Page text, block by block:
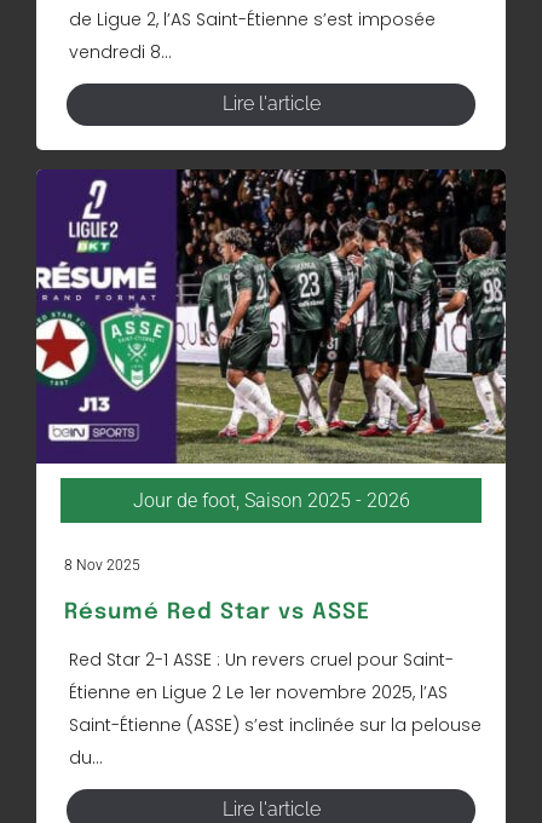
de Ligue 2, l’AS Saint-Étienne s’est imposée
vendredi 8...
Lire l'article
Jour de foot, Saison 2025 - 2026
8 Nov 2025
Résumé Red Star vs ASSE
Red Star 2-1 ASSE : Un revers cruel pour Saint-
Étienne en Ligue 2 Le 1er novembre 2025, l’AS
Saint-Étienne (ASSE) s’est inclinée sur la pelouse
du...
Lire l'article